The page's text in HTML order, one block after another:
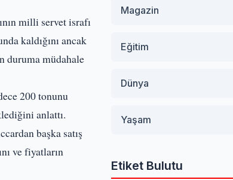
milli servet israfı
kaldığını ancak
duruma müdahale
200 tonunu
anlattı.
başka satış
ve fiyatların
Magazin
Eğitim
Dünya
Yaşam
Etiket Bulutu